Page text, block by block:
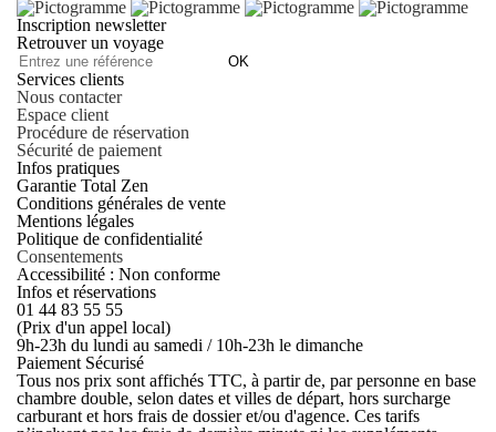
Inscription newsletter
Retrouver un voyage
OK
Services clients
Nous contacter
Espace client
Procédure de réservation
Sécurité de paiement
Infos pratiques
Garantie Total Zen
Conditions générales de vente
Mentions légales
Politique de confidentialité
Consentements
Accessibilité : Non conforme
Infos et réservations
01 44 83 55 55
(Prix d'un appel local)
9h-23h du lundi au samedi / 10h-23h le dimanche
Paiement Sécurisé
Tous nos prix sont affichés TTC, à partir de, par personne en base
chambre double, selon dates et villes de départ, hors surcharge
carburant et hors frais de dossier et/ou d'agence. Ces tarifs